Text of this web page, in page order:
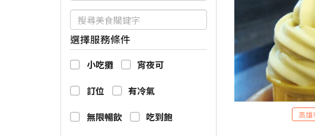
選擇服務條件
小吃攤 宵夜可
訂位 有冷氣
無限暢飲 吃到飽 高雄